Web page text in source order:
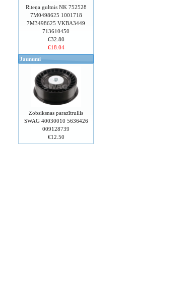
Riteņa gultnis NK 752528
7M0498625 1001718
7M3498625 VKBA3449
713610450
€32.80
€18.04
Jaunumi
Zobsiksnas parazītrullis
SWAG 40030010 5636426
009128739
€12.50